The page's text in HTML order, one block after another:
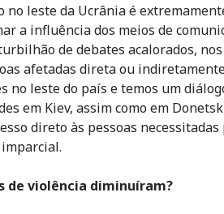
no leste da Ucrânia é
a influência dos meios de
de debates acalorados,
afetadas direta ou
no leste do país e temos um
em Kiev, assim como em
direto às pessoas
de violência diminuíram?